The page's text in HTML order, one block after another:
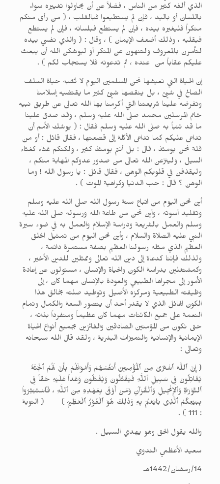
الذي ألفه كثير من الناس ، فضلاً عن أن يحاولوا تغييره سواء
باللسان أو باليد ، فإن لم يستطيعوا فبالقلب ، ( من رأى منكم
منكراً فليغيره بيده ، فإن لم يستطع فبلسانه ، فإن لم يستطع
فبقلبه ، وذلك أضعف الإيمان ) ، وقال : ( والذي نفسي بيده
لتأمرن بالمعروف ولتنهون عن المنكر أو ليوشكن الله أن يبعث
عليكم عقاباً من عنده ، ثم تدعونه فلا يستجاب لكم ) .
إن الحياة التي نعيشها نحن المسلمين اليوم لا تُشبه حياة السلف
الصالح في شيئ ، بل ينقصها شيئ كثير ما يقتضيه إسلامنا
وتفرضه علينا شريعتنا التي أكرمنا بها الله تعالى عن طريق نبيه
خاتم المرسلين محمد صلى الله عليه وسلم ، وقد صدق علينا
ما قد تنبأ به صلى الله عليه وسلم فقال : ( يوشك الأمم أن
تداعى عليكم كما تداعى الأكلة إلى قصعتها ، فقال قائل : أو من
قلة نحن يومئذ ، قال : بل أنتم يومئذ كثير ، ولكنكم غثاء كغثاء
السيل ، ولينزعن الله تعالى من صدور عدوكم المهابة منكم ،
وليقذفن في قلوبكم الوهن ، فقال قائل : يا رسول الله ! وما
الوهن ؟ قال : حب الدنيا وكراهية الموت ) .
أين نحن اليوم من اتباع سنة رسول الله صلى الله عليه وسلم
وتقليد أسوته ، وأين نحن من طاعة الله ورسوله صلى الله عليه
وسلم والعمل بالشريعة ودراسة الإسلام والعمل به في ضوء سيرة
النبي عليه الصلاة والسلام ، وأين نحن اليوم من تمثيل الخلق
العظيم الذي مثله رسولنا العظيم بصفة مستمرة دائمة ،
ولذلك فإننا كدعاة إلى دين الله تعالى وممثلين للدين الأخير ،
وكمشتغلين بدراسة الكون والحياة والإنسان ، مسئولون عن إعادة
الأمور إلى مجراها الطبيعي والعودة بالإنسان مهما كان ، إلى
وظيفته الطبيعية ومركزه الأصيل وتوطيد صلته بخالق هذا
الكون الهائل الذي لا يقدر أحد أن يتصور السعة والكمال وتمام
النعمة على جميع الكائنات مهما كان عظيماً ومنفرداً بذاته ،
حتى نكون من المؤمنين الصادقين والفائزين بجميع أنواع الحياة
الإيمانية والإنسانية والتميزات البشرية ، ولقد قال الله سبحانه
وتعالى :
( إِنَّ ٱللَّهَ ٱشْتَرَىٰ مِنَ ٱلْمُؤْمِنِينَ أَنفُسَهُمْ وَأَمْوَالَهُمْ بِأَنَّ لَهُمُ ٱلّجَنَّةَ
يُقَاتِلُونَ فِى سَبِيلِ ٱللَّهِ فَيَقْتُلُونَ وَيُقْتَلُونَ وَعْداً عَلَيْهِ حَقّاً فِى
ٱلتَّوْرَاةِ وَٱلإِنْجِيلِ وَٱلْقُرْآنِ وَمَنْ أَوْفَىٰ بِعَهْدِهِ مِنَ ٱللَّهِ ، فَٱسْتَبْشِرُواْ
بِبَيْعِكُمُ ٱلَّذِى بَايَعْتُمْ بِهِ وَذٰلِكَ هُوَ ٱلْفَوْزُ ٱلْعَظِيمُ ) ( التوبة
: 111 ) .
والله يقول الحق وهو يهدي السبيل .
سعيد الأعظمي الندوي
14/رمضان/1442هـ